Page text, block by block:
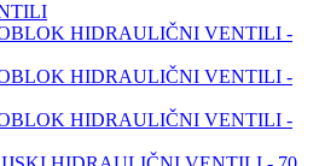
HIDRAULIČNI VENTILI -
HIDRAULIČNI VENTILI -
HIDRAULIČNI VENTILI -